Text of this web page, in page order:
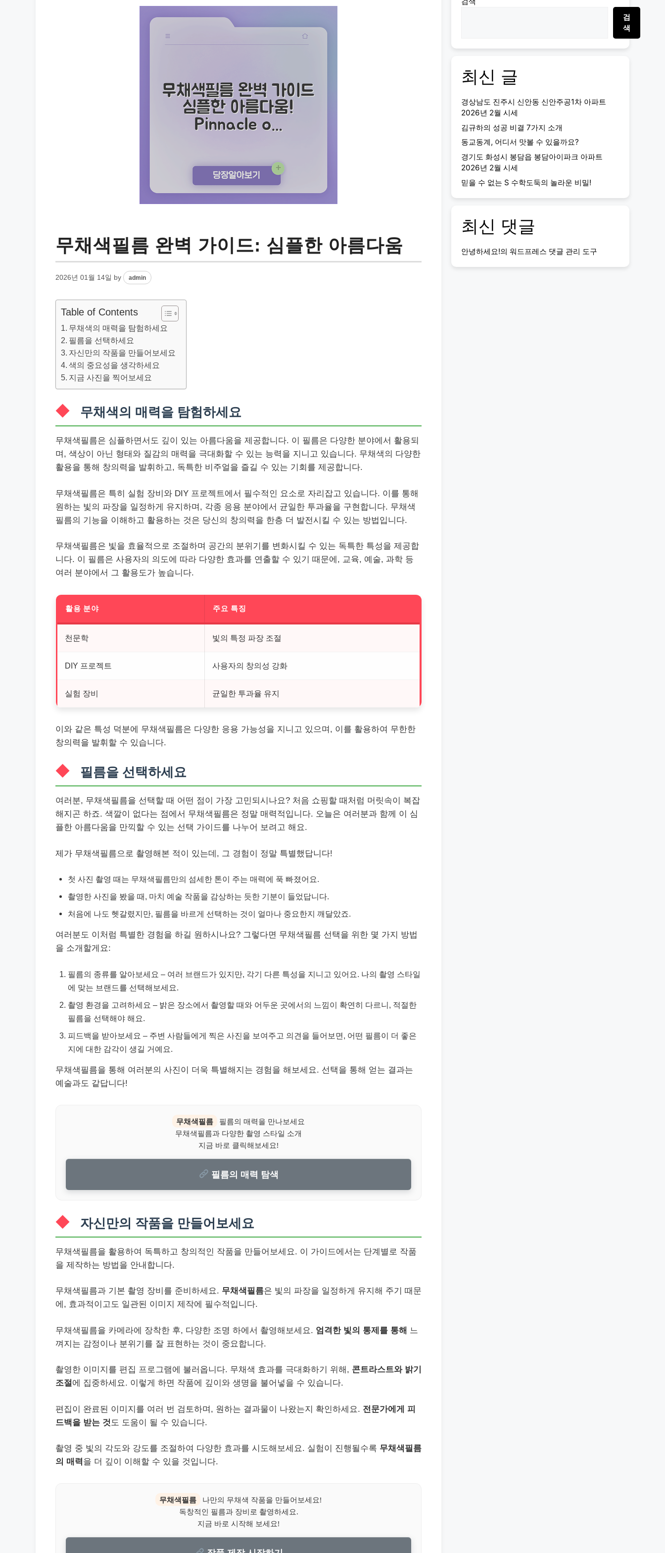
무채색필름 완벽 가이드: 심플한 아름다움
2026년 01월 14일 by admin
Table of Contents
무채색의 매력을 탐험하세요
필름을 선택하세요
자신만의 작품을 만들어보세요
색의 중요성을 생각하세요
지금 사진을 찍어보세요
무채색의 매력을 탐험하세요
무채색필름은 심플하면서도 깊이 있는 아름다움을 제공합니다. 이 필름은 다양한 분야에서 활용되
며, 색상이 아닌 형태와 질감의 매력을 극대화할 수 있는 능력을 지니고 있습니다. 무채색의 다양한
활용을 통해 창의력을 발휘하고, 독특한 비주얼을 즐길 수 있는 기회를 제공합니다.
무채색필름은 특히 실험 장비와 DIY 프로젝트에서 필수적인 요소로 자리잡고 있습니다. 이를 통해
원하는 빛의 파장을 일정하게 유지하며, 각종 응용 분야에서 균일한 투과율을 구현합니다. 무채색
필름의 기능을 이해하고 활용하는 것은 당신의 창의력을 한층 더 발전시킬 수 있는 방법입니다.
무채색필름은 빛을 효율적으로 조절하며 공간의 분위기를 변화시킬 수 있는 독특한 특성을 제공합
니다. 이 필름은 사용자의 의도에 따라 다양한 효과를 연출할 수 있기 때문에, 교육, 예술, 과학 등
여러 분야에서 그 활용도가 높습니다.
활용 분야 주요 특징
천문학 빛의 특정 파장 조절
DIY 프로젝트 사용자의 창의성 강화
실험 장비 균일한 투과율 유지
이와 같은 특성 덕분에 무채색필름은 다양한 응용 가능성을 지니고 있으며, 이를 활용하여 무한한
창의력을 발휘할 수 있습니다.
필름을 선택하세요
여러분, 무채색필름을 선택할 때 어떤 점이 가장 고민되시나요? 처음 쇼핑할 때처럼 머릿속이 복잡
해지곤 하죠. 색깔이 없다는 점에서 무채색필름은 정말 매력적입니다. 오늘은 여러분과 함께 이 심
플한 아름다움을 만끽할 수 있는 선택 가이드를 나누어 보려고 해요.
제가 무채색필름으로 촬영해본 적이 있는데, 그 경험이 정말 특별했답니다!
첫 사진 촬영 때는 무채색필름만의 섬세한 톤이 주는 매력에 푹 빠졌어요.
촬영한 사진을 봤을 때, 마치 예술 작품을 감상하는 듯한 기분이 들었답니다.
처음에 나도 헷갈렸지만, 필름을 바르게 선택하는 것이 얼마나 중요한지 깨달았죠.
여러분도 이처럼 특별한 경험을 하길 원하시나요? 그렇다면 무채색필름 선택을 위한 몇 가지 방법
을 소개할게요:
필름의 종류를 알아보세요 – 여러 브랜드가 있지만, 각기 다른 특성을 지니고 있어요. 나의 촬영 스타일
에 맞는 브랜드를 선택해보세요.
촬영 환경을 고려하세요 – 밝은 장소에서 촬영할 때와 어두운 곳에서의 느낌이 확연히 다르니, 적절한
필름을 선택해야 해요.
피드백을 받아보세요 – 주변 사람들에게 찍은 사진을 보여주고 의견을 들어보면, 어떤 필름이 더 좋은
지에 대한 감각이 생길 거예요.
무채색필름을 통해 여러분의 사진이 더욱 특별해지는 경험을 해보세요. 선택을 통해 얻는 결과는
예술과도 같답니다!
무채색필름
필름의 매력을 만나보세요
무채색필름과 다양한 촬영 스타일 소개
지금 바로 클릭해보세요!
필름의 매력 탐색
자신만의 작품을 만들어보세요
무채색필름을 활용하여 독특하고 창의적인 작품을 만들어보세요. 이 가이드에서는 단계별로 작품
을 제작하는 방법을 안내합니다.
무채색필름과 기본 촬영 장비를 준비하세요. 무채색필름은 빛의 파장을 일정하게 유지해 주기 때문
에, 효과적이고도 일관된 이미지 제작에 필수적입니다.
무채색필름을 카메라에 장착한 후, 다양한 조명 하에서 촬영해보세요. 엄격한 빛의 통제를 통해 느
껴지는 감정이나 분위기를 잘 표현하는 것이 중요합니다.
촬영한 이미지를 편집 프로그램에 불러옵니다. 무채색 효과를 극대화하기 위해, 콘트라스트와 밝기
조절에 집중하세요. 이렇게 하면 작품에 깊이와 생명을 불어넣을 수 있습니다.
편집이 완료된 이미지를 여러 번 검토하며, 원하는 결과물이 나왔는지 확인하세요. 전문가에게 피
드백을 받는 것 도 도움이 될 수 있습니다.
촬영 중 빛의 각도와 강도를 조절하여 다양한 효과를 시도해보세요. 실험이 진행될수록 무채색필름
의 매력을 더 깊이 이해할 수 있을 것입니다.
무채색필름
나만의 무채색 작품을 만들어보세요!
독창적인 필름과 장비로 촬영하세요.
지금 바로 시작해 보세요!
검
색
최신 글
경상남도 진주시 신안동 신안주공1차 아파트
2026년 2월 시세
김규하의 성공 비결 7가지 소개
동교동계, 어디서 맛볼 수 있을까요?
경기도 화성시 봉담읍 봉담아이파크 아파트
2026년 2월 시세
믿을 수 없는 S 수학도둑의 놀라운 비밀!
최신 댓글
안녕하세요!의 워드프레스 댓글 관리 도구